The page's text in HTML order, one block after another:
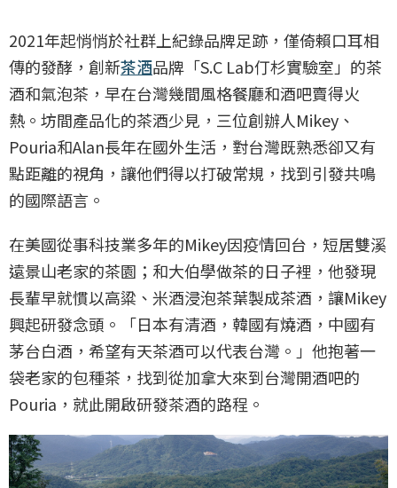
2021年起悄悄於社群上紀錄品牌足跡，僅倚賴口耳相
傳的發酵，創新茶酒品牌「S.C Lab仃杉實驗室」的茶
酒和氣泡茶，早在台灣幾間風格餐廳和酒吧賣得火
熱。坊間產品化的茶酒少見，三位創辦人Mikey、
Pouria和Alan長年在國外生活，對台灣既熟悉卻又有
點距離的視角，讓他們得以打破常規，找到引發共鳴
的國際語言。
在美國從事科技業多年的Mikey因疫情回台，短居雙溪
遠景山老家的茶園；和大伯學做茶的日子裡，他發現
長輩早就慣以高粱、米酒浸泡茶葉製成茶酒，讓Mikey
興起研發念頭。「日本有清酒，韓國有燒酒，中國有
茅台白酒，希望有天茶酒可以代表台灣。」他抱著一
袋老家的包種茶，找到從加拿大來到台灣開酒吧的
Pouria，就此開啟研發茶酒的路程。